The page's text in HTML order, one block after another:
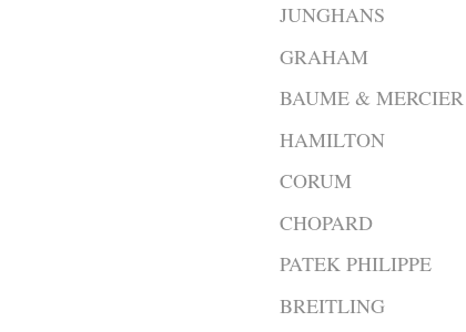
JUNGHANS
GRAHAM
BAUME & MERCIER
HAMILTON
CORUM
CHOPARD
PATEK PHILIPPE
BREITLING